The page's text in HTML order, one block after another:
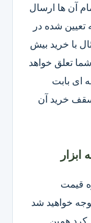
آن ها ارسال
شده در
با خرید بیش
به شما تعلق خواهد
ای بابت
سقف خرید آن
قیمت
خواهید شد
کرد همین